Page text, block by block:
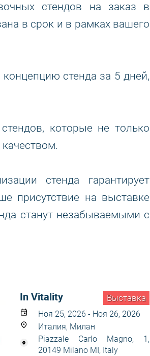
стендов на заказ в
в срок и в рамках вашего
стенда за 5 дней,
которые не только
качеством.
стенда гарантирует
присутствие на выставке
станут незабываемыми с
Выставка
In Vitality
Ноя 25, 2026 - Ноя 26, 2026
Италия, Милан
Piazzale Carlo Magno, 1,
20149 Milano MI, Italy